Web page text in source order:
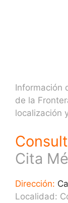
Información
de la
localización
Cita
Dirección:
Localidad: